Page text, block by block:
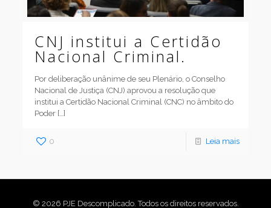
CNJ institui a Certidão
Nacional Criminal.
Por deliberação unânime de seu Plenário, o Conselho
Nacional de Justiça (CNJ) aprovou a resolução que
institui a Certidão Nacional Criminal (CNC) no âmbito do
Poder […]
0 Leia mais
© 2026 PJE Descomplicado. Todos os direitos reservados.